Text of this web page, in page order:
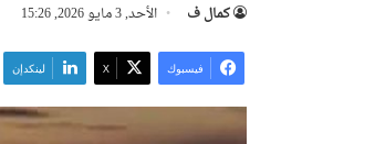
كمال ف الأحد, 3 مايو 2026, 15:26
فيسبوك ‫X لينكدإن